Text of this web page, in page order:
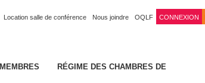
Location salle de conférence Nous joindre OQLF CONNEXION
MEMBRES RÉGIME DES CHAMBRES DE